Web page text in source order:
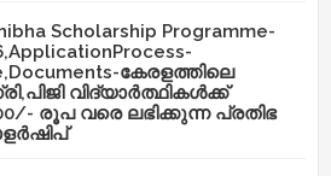
Scholarship Programme-
കേരളത്തിലെ
വിദ്യാർത്ഥികൾക്ക്
രൂപ വരെ ലഭിക്കുന്ന പ്രതിഭ